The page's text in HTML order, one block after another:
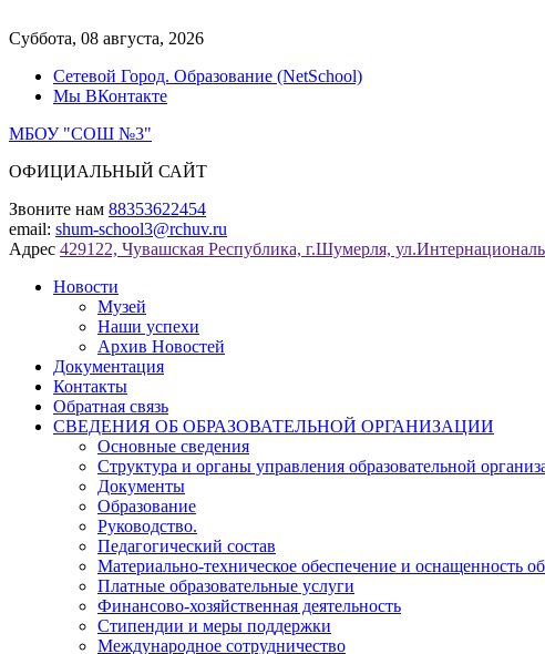
к
Суббота, 08 августа, 2026
Сетевой Город. Образование (NetSchool)
Мы ВКонтакте
МБОУ "СОШ №3"
ОФИЦИАЛЬНЫЙ САЙТ
Звоните нам 88353622454
email: shum-school3@rchuv.ru
Адрес 429122, Чувашская Республика, г.Шумерля,
Новости
Музей
Наши успехи
Архив Новостей
Документация
Контакты
Обратная связь
СВЕДЕНИЯ ОБ ОБРАЗОВАТЕЛЬНОЙ ОРГАНИЗАЦИИ
Основные сведения
Структура и органы управления образовательной
Документы
Образование
Руководство.
Педагогический состав
Материально-техническое обеспечение и оснащенность
Платные образовательные услуги
Финансово-хозяйственная деятельность
Стипендии и меры поддержки
Международное сотрудничество